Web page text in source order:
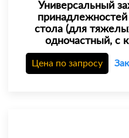
Универсальный
стола (для
одночастный, с
Цена по запросу